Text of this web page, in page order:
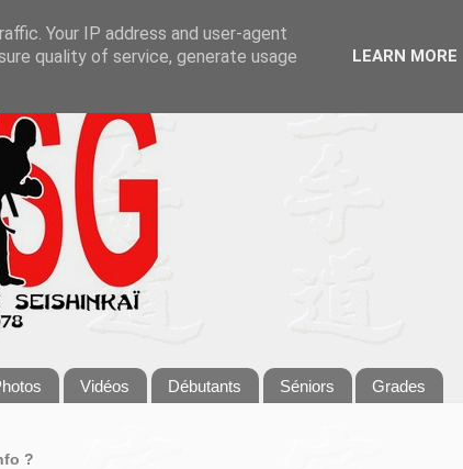
Vidéos Débutants Séniors Grades
?
Your IP address and user-agent
quality of service, generate usage
LEARN MORE